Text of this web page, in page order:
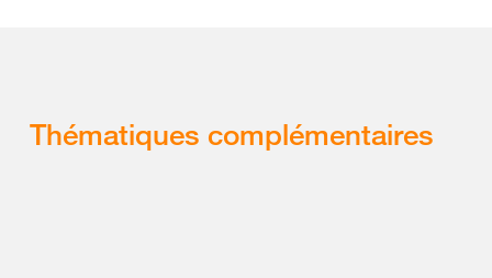
Thématiques complémentaires